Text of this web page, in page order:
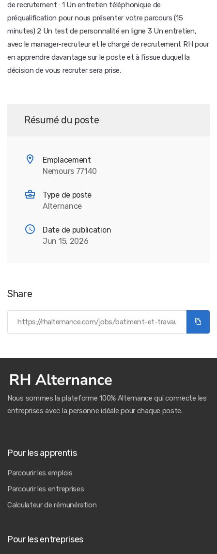
de recrutement : 1 Un entretien téléphonique de
préqualification pour nous présenter votre parcours (15
minutes) 2 Un test de personnalité en ligne 3 Un entretien,
avec le manager-recruteur et le chargé de recrutement RH pour
en apprendre davantage sur le poste et à l'issue duquel la
décision de vous recruter sera prise.
Résumé du poste
Emplacement
Nemours 77140
Type de poste
Alternance
Date de publication
Jun 15, 2026
Share
Nous sommes la plateforme 100% Alternance qui connecte les
entreprises avec la personne idéale pour chaque poste.
Pour les apprentis
Parcourir les emplois
Parcourir les entreprises
Calculateur de rémunération
Pour les entreprises